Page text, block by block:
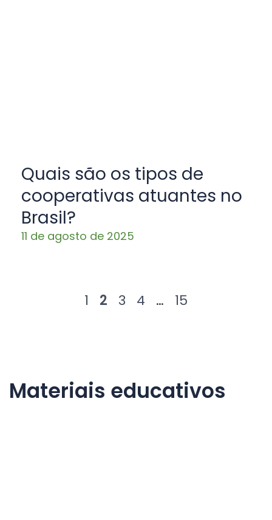
Quais são os tipos de
cooperativas atuantes no
Brasil?
11 de agosto de 2025
1 2 3 4 … 15
Materiais educativos